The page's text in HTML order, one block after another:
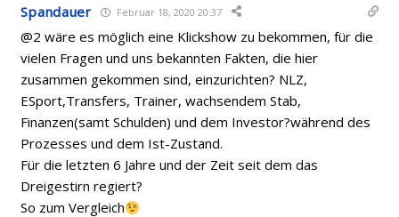
Spandauer Februar 18, 2020 20:37
@2 wäre es möglich eine Klickshow zu bekommen, für die
vielen Fragen und uns bekannten Fakten, die hier
zusammen gekommen sind, einzurichten? NLZ,
ESport,Transfers, Trainer, wachsendem Stab,
Finanzen(samt Schulden) und dem Investor?während des
Prozesses und dem Ist-Zustand.
Für die letzten 6 Jahre und der Zeit seit dem das
Dreigestirn regiert?
So zum Vergleich